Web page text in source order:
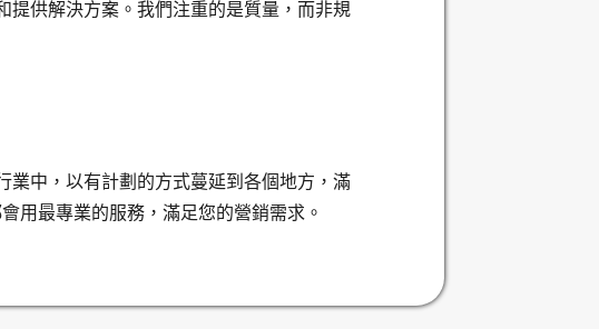
提供解決方案。我們注重的是質量，而非規
業中，以有計劃的方式蔓延到各個地方，滿
用最專業的服務，滿足您的營銷需求。